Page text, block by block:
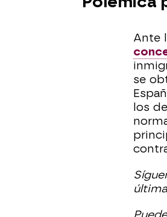
Ante
se
los